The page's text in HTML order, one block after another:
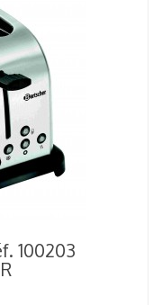
100203